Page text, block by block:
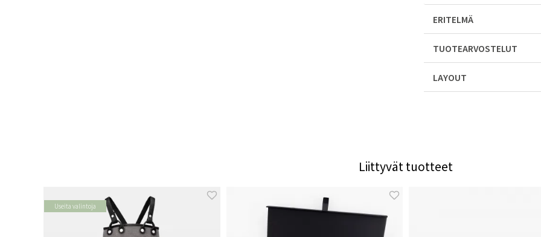
ERITELMÄ
TUOTEARVOSTELUT
LAYOUT
Liittyvät tuotteet
Useita valintoja